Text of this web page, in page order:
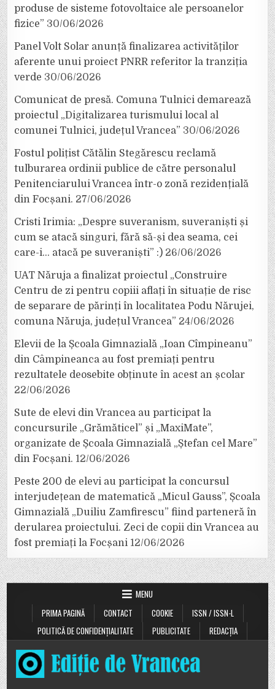
produse de sisteme fotovoltaice ale persoanelor
fizice” 30/06/2026
Panel Volt Solar anunță finalizarea activităților
aferente unui proiect PNRR referitor la tranziția
verde 30/06/2026
Comunicat de presă. Comuna Tulnici demarează
proiectul „Digitalizarea turismului local al
comunei Tulnici, județul Vrancea” 30/06/2026
Fostul polițist Cătălin Stegărescu reclamă
tulburarea ordinii publice de către personalul
Penitenciarului Vrancea într-o zonă rezidențială
din Focșani. 27/06/2026
Cristi Irimia: „Despre suveranism, suveraniști și
cum se atacă singuri, fără să-și dea seama, cei
care-i… atacă pe suveraniști” :) 26/06/2026
UAT Năruja a finalizat proiectul „Construire
Centru de zi pentru copiii aflați în situație de risc
de separare de părinți în localitatea Podu Nărujei,
comuna Năruja, județul Vrancea” 24/06/2026
Elevii de la Școala Gimnazială „Ioan Cîmpineanu”
din Câmpineanca au fost premiați pentru
rezultatele deosebite obținute în acest an școlar
22/06/2026
Sute de elevi din Vrancea au participat la
concursurile „Grămăticel” și „MaxiMate”,
organizate de Școala Gimnazială „Ștefan cel Mare”
din Focșani. 12/06/2026
Peste 200 de elevi au participat la concursul
interjudețean de matematică „Micul Gauss”, Școala
Gimnazială „Duiliu Zamfirescu” fiind parteneră în
derularea proiectului. Zeci de copii din Vrancea au
fost premiați la Focșani 12/06/2026
MENU
PRIMA PAGINĂ
CONTACT COOKIE
ISSN / ISSN-L
POLITICĂ DE CONFIDENȚIALITATE
PUBLICITATE REDACȚIA